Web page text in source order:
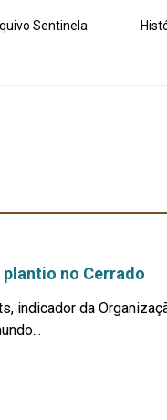
Sentinela
no Cerrado
indicador da